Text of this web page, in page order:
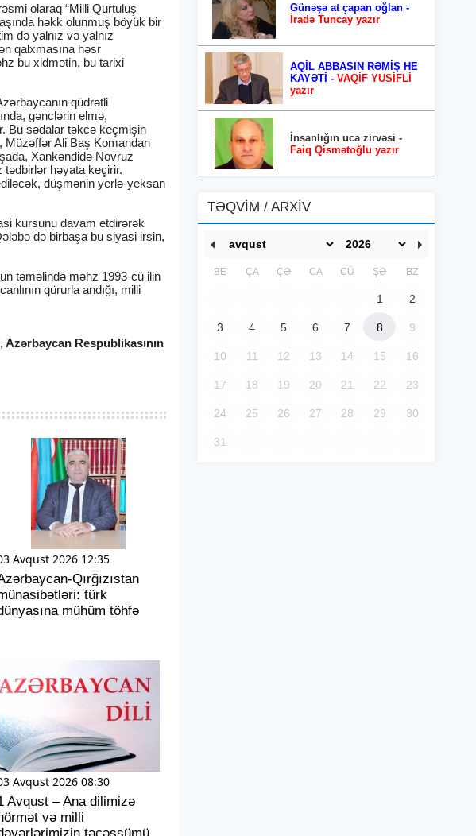
olaraq “Milli Qurtuluş
həkk olunmuş böyük bir
də yalnız və yalnız
qalxmasına həsr
bu xidmətin, bu tarixi
qüdrətli
gənclərin elmə,
Bu sədalar təkcə keçmişin
Müzəffər Ali Baş Komandan
Xankəndidə Novruz
tədbirlər həyata keçirir.
düşmənin yerlə-yeksan
kursunu davam etdirərək
də birbaşa bu siyasi irsin,
təməlində məhz 1993-cü ilin
qürurla andığı, milli
Respublikasının
Avqust 2026 12:35
Qırğızıstan
türk
mühüm töhfə
Avqust 2026 08:30
Avqust – Ana dilimizə
və milli
Günəşə at çapan oğlan -
İradə Tuncay yazır
AQİL ABBASIN RƏMİŞ HE
KAYƏTİ - VAQİF YUSİFLİ
yazır
İnsanlığın uca zirvəsi -
Faiq Qismətoğlu yazır
TƏQVİM / ARXİV
BE ÇA ÇƏ CA CÜ ŞƏ BZ
1 2
3 4 5 6 7 8 9
10 11 12 13 14 15 16
17 18 19 20 21 22 23
24 25 26 27 28 29 30
31